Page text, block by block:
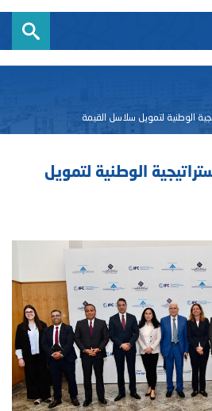
الوطنية لتمويل سلاسل القيمة
الوطنية لتمويل